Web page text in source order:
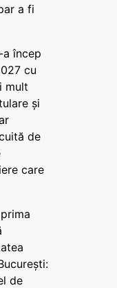
a fi
a încep
cu
mult
și
de
care
de